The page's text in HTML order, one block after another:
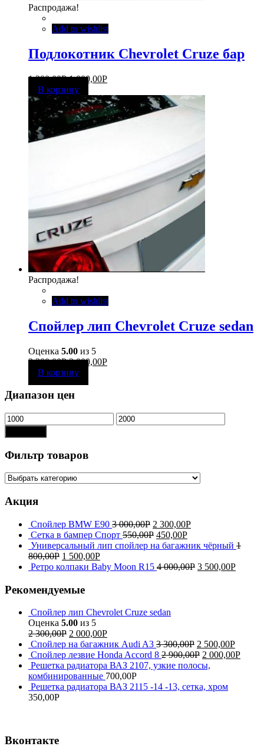
Распродажа!
Add to wishlist
Подлокотник Chevrolet Cruze бар
1 300,00Р 1 000,00Р
В корзину
Распродажа!
Add to wishlist
Спойлер лип Chevrolet Cruze sedan
Оценка 5.00 из 5
2 300,00Р 2 000,00Р
В корзину
Диапазон цен
Фильтр товаров
Акция
Спойлер BMW E90 3 000,00Р 2 300,00Р
Сетка в бампер Спорт 550,00Р 450,00Р
Универсальный лип спойлер на багажник чёрный 1
800,00Р 1 500,00Р
Ретро колпаки Baby Moon R15 4 000,00Р 3 500,00Р
Рекомендуемые
Спойлер лип Chevrolet Cruze sedan
Оценка 5.00 из 5
2 300,00Р 2 000,00Р
Спойлер на багажник Audi A3 3 300,00Р 2 500,00Р
Спойлер лезвие Honda Accord 8 2 900,00Р 2 000,00Р
Решетка радиатора ВАЗ 2107, узкие полосы,
комбинированные 700,00Р
Решетка радиатора ВАЗ 2115 -14 -13, сетка, хром
350,00Р
Вконтакте